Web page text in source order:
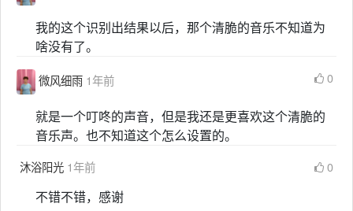
我的这个识别出结果以后，那个清脆的音乐不知道为
啥没有了。
微风细雨 1年前 0
就是一个叮咚的声音，但是我还是更喜欢这个清脆的
音乐声。也不知道这个怎么设置的。
沐浴阳光 1年前 0
不错不错，感谢